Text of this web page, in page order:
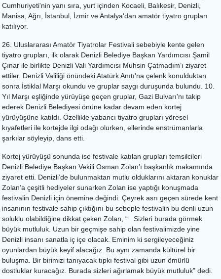
Cumhuriyeti'nin yanı sıra, yurt içinden Kocaeli, Balıkesir, Denizli,
Manisa, Ağrı, İstanbul, İzmir ve Antalya'dan amatör tiyatro grupları
katılıyor.
26. Uluslararası Amatör Tiyatrolar Festivali sebebiyle kente gelen
tiyatro grupları, ilk olarak Denizli Belediye Başkan Yardımcısı Şamil
Çınar ile birlikte Denizli Vali Yardımcısı Muhsin Çatmadım’ı ziyaret
ettiler. Denizli Valiliği önündeki Atatürk Anıtı'na çelenk konulduktan
sonra İstiklal Marşı okundu ve gruplar saygı duruşunda bulundu. 10.
Yıl Marşı eşliğinde yürüyüşe geçen gruplar, Gazi Bulvarı'nı takip
ederek Denizli Belediyesi önüne kadar devam eden kortej
yürüyüşüne katıldı. Özellikle yabancı tiyatro grupları yöresel
kıyafetleri ile kortejde ilgi odağı olurken, ellerinde enstrümanlarla
şarkılar söyleyip, dans etti.
Kortej yürüyüşü sonunda ise festivale katılan grupları temsilcileri
Denizli Belediye Başkan Vekili Osman Zolan’ı başkanlık makamında
ziyaret etti. Denizli’de bulunmaktan mutlu olduklarını aktaran konuklar
Zolan’a çeşitli hediyeler sunarken Zolan ise yaptığı konuşmada
festivalin Denizli için önemine değindi. Çeyrek asrı geçen sürede kent
insanının festivale sahip çıktığını bu sebeple festivalin bu denli uzun
soluklu olabildiğine dikkat çeken Zolan, “ Sizleri burada görmek
büyük mutluluk. Uzun bir geçmişe sahip olan festivalimizde yine
Denizli insanı sanatla iç içe olacak. Eminim ki sergileyeceğiniz
oyunlardan büyük keyif alacağız. Bu aynı zamanda kültürel bir
buluşma. Bir birimizi tanıyacak tıpkı festival gibi uzun ömürlü
dostluklar kuracağız. Burada sizleri ağırlamak büyük mutluluk” dedi.